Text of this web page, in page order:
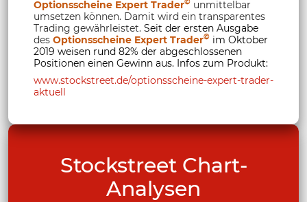
Optionsscheine Expert Trader© unmittelbar
umsetzen können. Damit wird ein transparentes
Trading gewährleistet. Seit der ersten Ausgabe
des Optionsscheine Expert Trader© im Oktober
2019 weisen rund 82% der abgeschlossenen
Positionen einen Gewinn aus. Infos zum Produkt:
www.stockstreet.de/optionsscheine-expert-trader-
aktuell
Stockstreet Chart-
Analysen